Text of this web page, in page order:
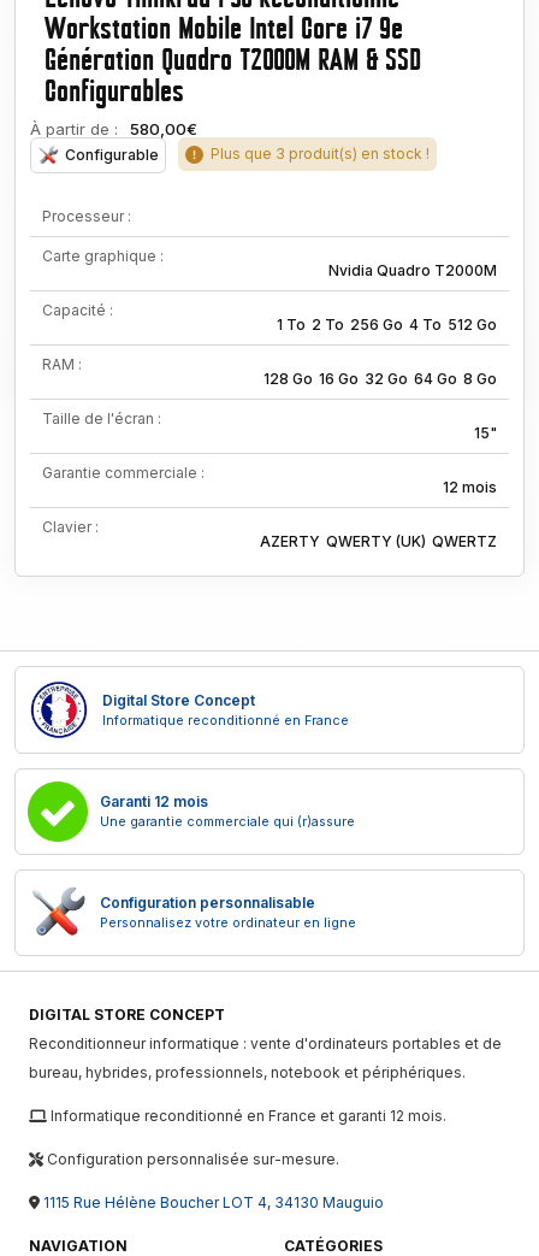
Workstation Mobile Intel Core i7 9e
Génération Quadro T2000M RAM & SSD
Configurables
À partir de : 580,00€
Configurable Plus que 3 produit(s) en stock !
Processeur :
Carte graphique :
Nvidia Quadro T2000M
Capacité :
1 To 2 To 256 Go 4 To 512 Go
RAM :
128 Go 16 Go 32 Go 64 Go 8 Go
Taille de l'écran :
15"
Garantie commerciale :
12 mois
Clavier :
AZERTY QWERTY (UK) QWERTZ
Digital Store Concept
Informatique reconditionné en France
Garanti 12 mois
Une garantie commerciale qui (r)assure
Configuration personnalisable
Personnalisez votre ordinateur en ligne
DIGITAL STORE CONCEPT
Reconditionneur informatique : vente d'ordinateurs portables et de
bureau, hybrides, professionnels, notebook et périphériques.
Informatique reconditionné en France et garanti 12 mois.
Configuration personnalisée sur-mesure.
1115 Rue Hélène Boucher LOT 4, 34130 Mauguio
NAVIGATION
CATÉGORIES